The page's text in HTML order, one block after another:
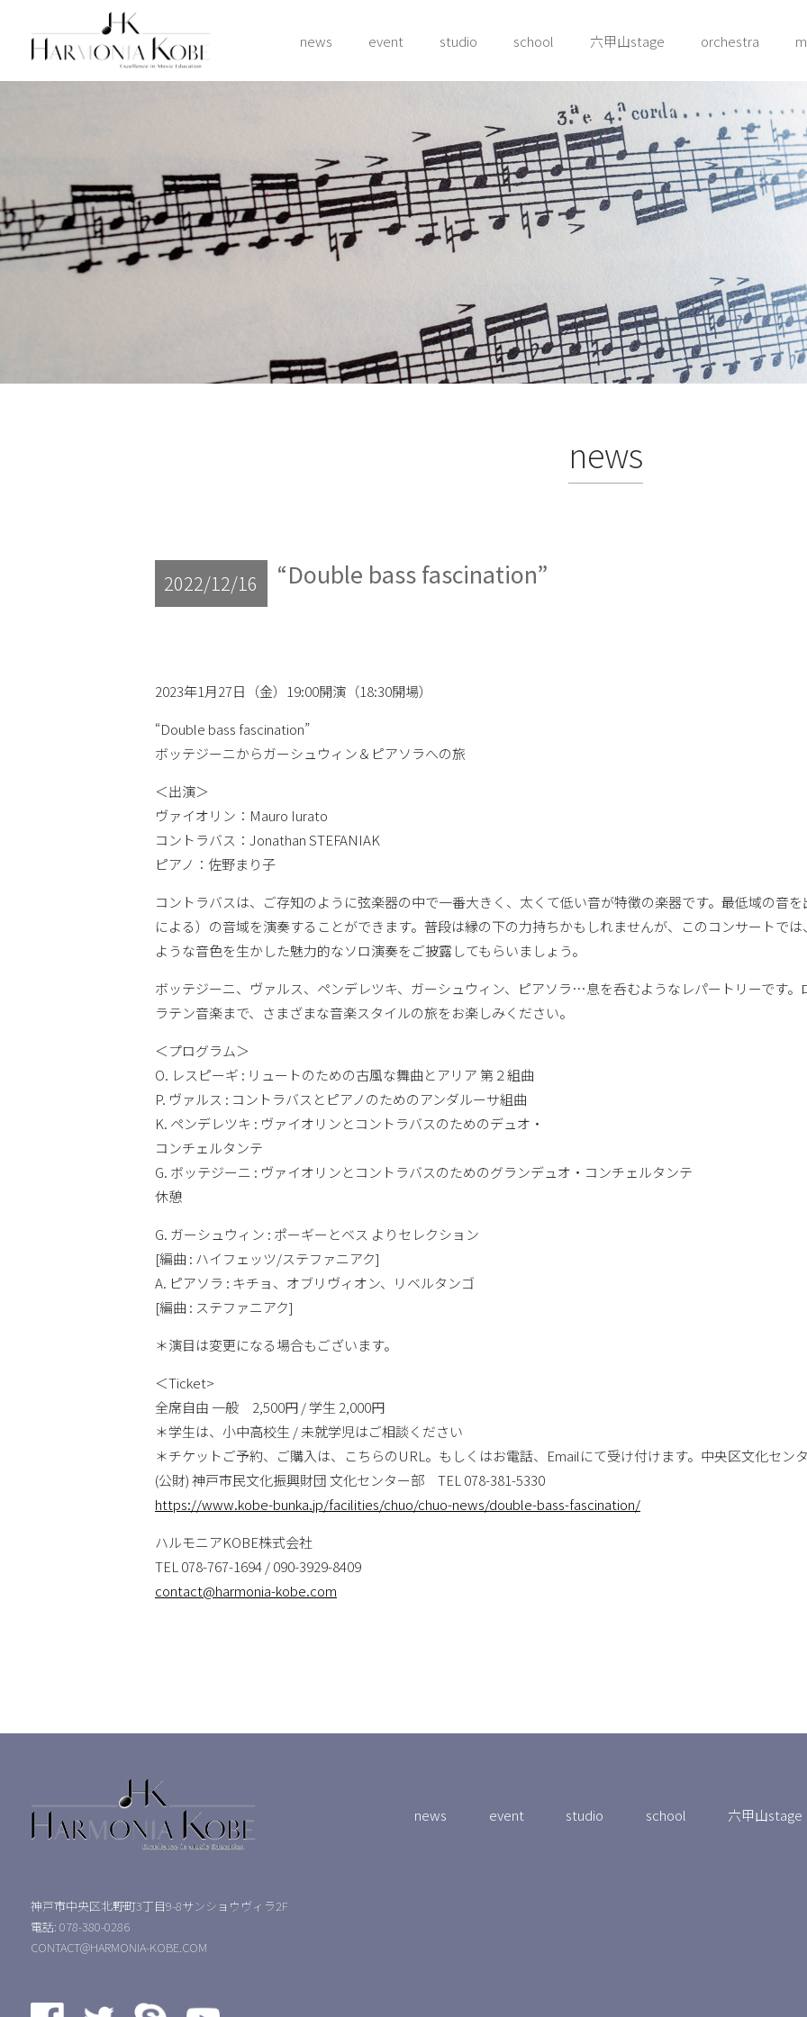
news event studio school 六甲山stage orchestra
news
2022/12/16 “Double bass fascination”
2023年1月27日（金）19:00開演（18:30開場）
“Double bass fascination”
ボッテジーニからガーシュウィン＆ピアソラへの旅
＜出演＞
ヴァイオリン：Mauro Iurato
コントラバス：Jonathan STEFANIAK
ピアノ：佐野まり子
コントラバスは、ご存知のように弦楽器の中で一番大きく、太くて低い音が特徴の楽器です。最低域の音
による）の音域を演奏することができます。普段は縁の下の力持ちかもしれませんが、このコンサートで
ような音色を生かした魅力的なソロ演奏をご披露してもらいましょう。
ボッテジーニ、ヴァルス、ペンデレツキ、ガーシュウィン、ピアソラ…息を呑むようなレパートリーです
ラテン音楽まで、さまざまな音楽スタイルの旅をお楽しみください。
＜プログラム＞
O. レスピーギ : リュートのための古風な舞曲とアリア 第２組曲
P. ヴァルス : コントラバスとピアノのためのアンダルーサ組曲
K. ペンデレツキ : ヴァイオリンとコントラバスのためのデュオ・
コンチェルタンテ
G. ボッテジーニ : ヴァイオリンとコントラバスのためのグランデュオ・コンチェルタンテ
休憩
G. ガーシュウィン : ポーギーとベス よりセレクション
[編曲 : ハイフェッツ/ステファニアク]
A. ピアソラ : キチョ、オブリヴィオン、リベルタンゴ
[編曲 : ステファニアク]
＊演目は変更になる場合もございます。
＜Ticket>
全席自由 一般 2,500円 / 学生 2,000円
＊学生は、小中高校生 / 未就学児はご相談ください
＊チケットご予約、ご購入は、こちらのURL。もしくはお電話、Emailにて受け付けます。中央区文化セン
(公財) 神戸市民文化振興財団 文化センター部 TEL 078-381-5330
https://www.kobe-bunka.jp/facilities/chuo/chuo-news/double-bass-fascination/
ハルモニアKOBE株式会社
TEL 078-767-1694 / 090-3929-8409
contact@harmonia-kobe.com
news event studio school 六甲山stage
神戸市中央区北野町3丁目9-8サンショウヴィラ2F
電話: 078-380-0286
CONTACT@HARMONIA-KOBE.COM